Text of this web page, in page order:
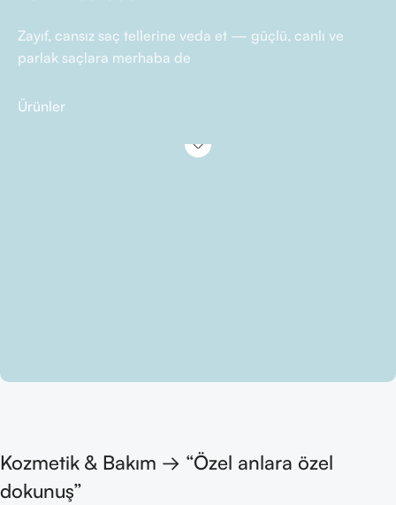
Zayıf, cansız saç tellerine veda et — güçlü, canlı ve
parlak saçlara merhaba de
Ürünler
Kozmetik & Bakım → “Özel anlara özel
dokunuş”